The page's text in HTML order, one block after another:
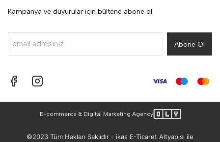
Kampanya ve duyurular için bültene abone ol.
Abone Ol
E-commerce & Digital Marketing Agency
©2023 Tüm Hakları Saklıdır - ikas E-Ticaret Altyapısı ile